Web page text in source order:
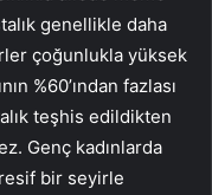
genellikle daha
çoğunlukla yüksek
%60’ından fazlası
teşhis edildikten
Genç kadınlarda
bir seyirle